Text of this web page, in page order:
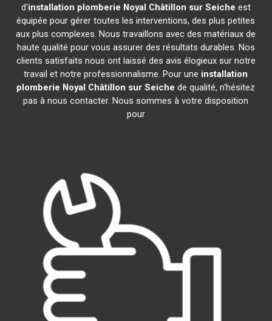
d'installation plomberie Noyal Châtillon sur Seiche est
équipée pour gérer toutes les interventions, des plus petites
aux plus complexes. Nous travaillons avec des matériaux de
haute qualité pour vous assurer des résultats durables. Nos
clients satisfaits nous ont laissé des avis élogieux sur notre
travail et notre professionnalisme. Pour une installation
plomberie Noyal Châtillon sur Seiche de qualité, n'hésitez
pas à nous contacter. Nous sommes à votre disposition
pour